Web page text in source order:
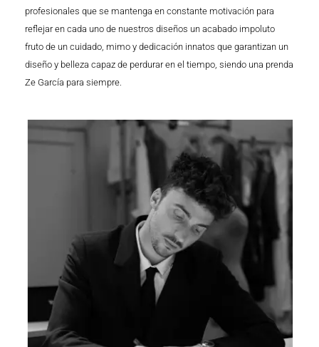
profesionales que se mantenga en constante motivación para
reflejar en cada uno de nuestros diseños un acabado impoluto
fruto de un cuidado, mimo y dedicación innatos que garantizan un
diseño y belleza capaz de perdurar en el tiempo, siendo una prenda
Ze García para siempre.